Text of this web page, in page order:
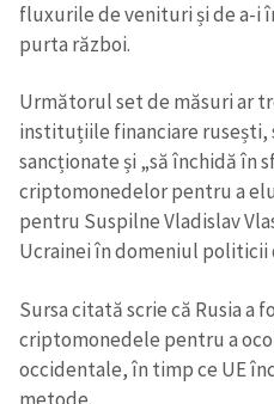
fluxurile de venituri și de a-i
purta război.
Următorul set de măsuri ar
instituțiile financiare rusești,
sancționate și „să închidă în
criptomonedelor pentru a
pentru Suspilne Vladislav
Ucrainei în domeniul politicii
Sursa citată scrie că Rusia a
criptomonedele pentru a
occidentale, în timp ce UE